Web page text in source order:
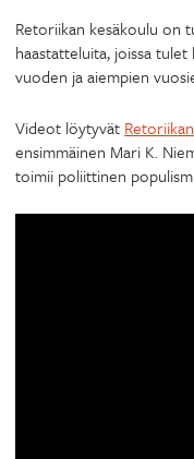
Retoriikan kesäkoulu on
haastatteluita, joissa
vuoden ja aiempien
Videot löytyvät
ensimmäinen Mari K.
toimii poliittinen